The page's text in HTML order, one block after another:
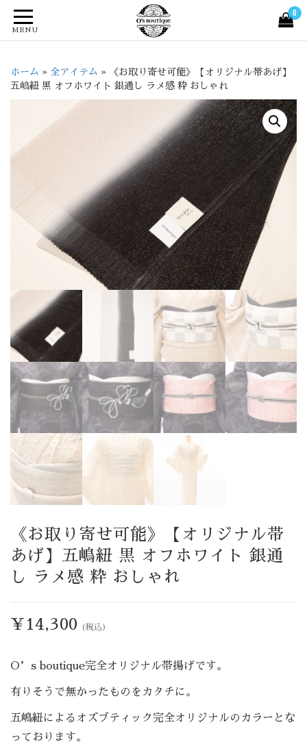
MENU
0
ホーム » 全アイテム »
《お取り寄せ可能》【オリジナル帯あげ】
五嶋紐 黒 オフホワイト 銀通し ラメ感 粋 おしゃれ
《お取り寄せ可能》【オリジナル帯
あげ】五嶋紐 黒 オフホワイト 銀通
し ラメ感 粋 おしゃれ
¥ 14,300 (税込)
O’s boutique完全オリジナル帯揚げです。
有りそうで無かったものをカタチに。
五嶋紐によるオズブティック完全オリジナルのカラーとな
っております。